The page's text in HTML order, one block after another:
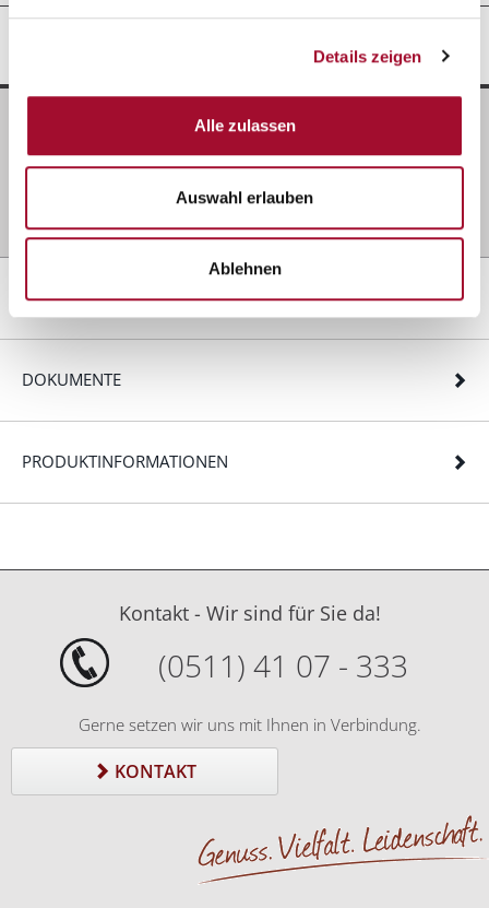
Details zeigen
Alle zulassen
Auswahl erlauben
Ablehnen
400 g Joghurt-Füllcreme
Wasser, kalt
REZEPTIDEEN
DOKUMENTE
PRODUKTINFORMATIONEN
Kontakt - Wir sind für Sie da!
(0511) 41 07 - 333
Gerne setzen wir uns mit Ihnen in Verbindung.
KONTAKT